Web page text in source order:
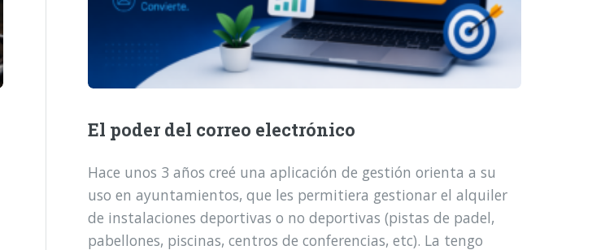
El poder del correo electrónico
Hace unos 3 años creé una aplicación de gestión orienta a su
uso en ayuntamientos, que les permitiera gestionar el alquiler
de instalaciones deportivas o no deportivas (pistas de padel,
pabellones, piscinas, centros de conferencias, etc). La tengo